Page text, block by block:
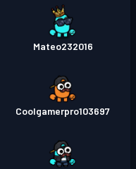
Mateo232016
Coolgamerpro103697